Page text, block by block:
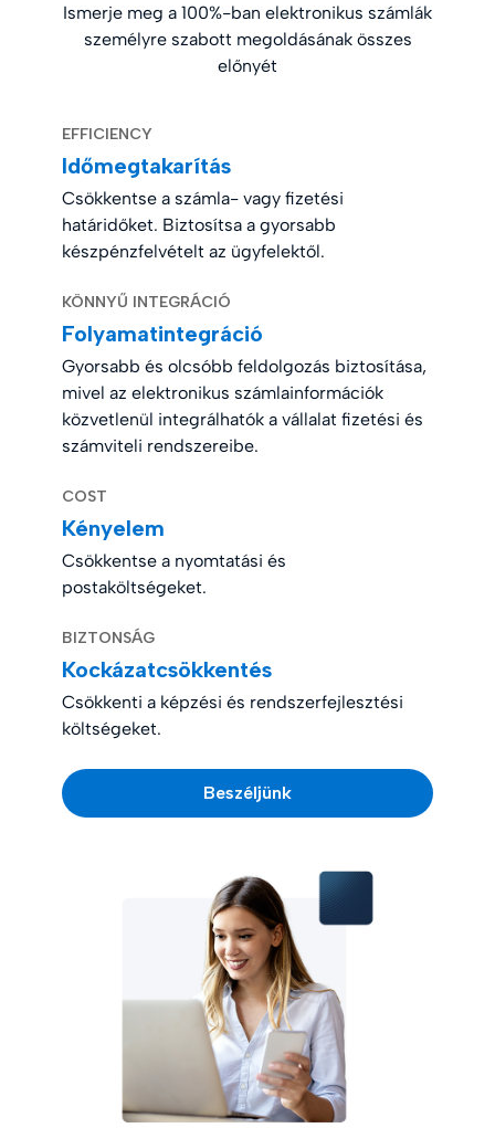
Ismerje meg a 100%-ban elektronikus számlák
személyre szabott megoldásának összes
előnyét
EFFICIENCY
Időmegtakarítás
Csökkentse a számla- vagy fizetési
határidőket. Biztosítsa a gyorsabb
készpénzfelvételt az ügyfelektől.
KÖNNYŰ INTEGRÁCIÓ
Folyamatintegráció
Gyorsabb és olcsóbb feldolgozás biztosítása,
mivel az elektronikus számlainformációk
közvetlenül integrálhatók a vállalat fizetési és
számviteli rendszereibe.
COST
Kényelem
Csökkentse a nyomtatási és
postaköltségeket.
BIZTONSÁG
Kockázatcsökkentés
Csökkenti a képzési és rendszerfejlesztési
költségeket.
Beszéljünk